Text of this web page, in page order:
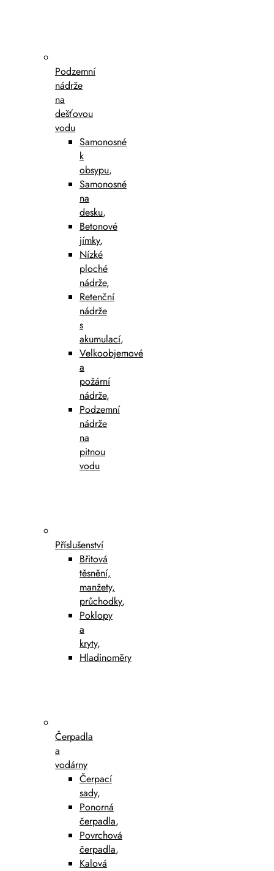
Podzemní
nádrže
na
dešťovou
vodu
Samonosné
k
obsypu,
Samonosné
na
desku,
Betonové
jímky,
Nízké
ploché
nádrže,
Retenční
nádrže
s
akumulací,
Velkoobjemové
a
požární
nádrže,
Podzemní
nádrže
na
pitnou
vodu
Příslušenství
Břitová
těsnění,
manžety,
průchodky,
Poklopy
a
kryty,
Hladinoměry
Čerpadla
a
vodárny
Čerpací
sady,
Ponorná
čerpadla,
Povrchová
čerpadla,
Kalová